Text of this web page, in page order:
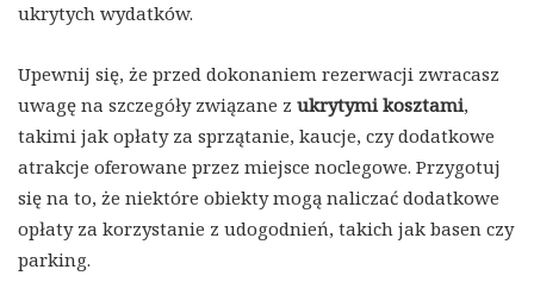
ukrytych wydatków.
Upewnij się, że przed dokonaniem rezerwacji zwracasz
uwagę na szczegóły związane z ukrytymi kosztami,
takimi jak opłaty za sprzątanie, kaucje, czy dodatkowe
atrakcje oferowane przez miejsce noclegowe. Przygotuj
się na to, że niektóre obiekty mogą naliczać dodatkowe
opłaty za korzystanie z udogodnień, takich jak basen czy
parking.